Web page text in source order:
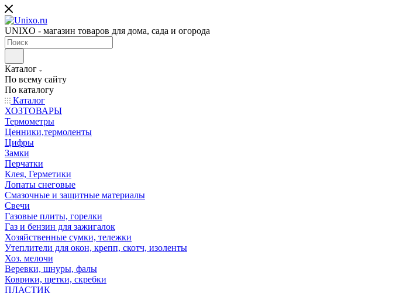
UNIXO - магазин товаров для дома, сада и огорода
Каталог
По всему сайту
По каталогу
Каталог
ХОЗТОВАРЫ
Термометры
Ценники,термоленты
Цифры
Замки
Перчатки
Клея, Герметики
Лопаты снеговые
Смазочные и защитные материалы
Свечи
Газовые плиты, горелки
Газ и бензин для зажигалок
Хозяйственные сумки, тележки
Утеплители для окон, крепп, скотч, изоленты
Хоз. мелочи
Веревки, шнуры, фалы
Коврики, щетки, скребки
ПЛАСТИК